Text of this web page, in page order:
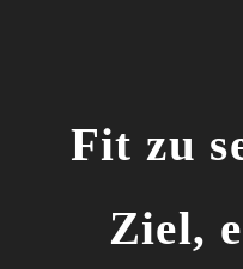
Fit zu
Ziel,